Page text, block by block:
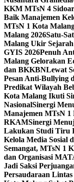
KKM MTsN 4
Baik Manajemen
MTsN 1 Kota
Malang 2026Satu-
Malang Ukir
GYIS 2026Penuh
Malang Gelorakan
dan BKKBNLewat
Pesan Anti-Bullying
Predikat Wilayah
Kota Malang Ikuti
NasionalSinergi
Manajemen MTsN 1
RKAMSinergi
Lakukan Studi Tiru
Kelola Media Sosial
Semangat, MTsN 1
dan Organisasi
Jadi Saksi
Persaudaraan Lintas